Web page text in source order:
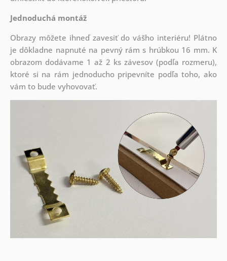
Jednoduchá montáž
Obrazy môžete ihneď zavesiť do vášho interiéru! Plátno
je dôkladne napnuté na pevný rám s hrúbkou 16 mm. K
obrazom dodávame 1 až 2 ks závesov (podľa rozmeru),
ktoré si na rám jednoducho pripevníte podľa toho, ako
vám to bude vyhovovať.